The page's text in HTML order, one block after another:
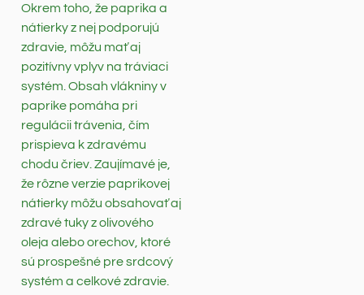
Okrem toho, že paprika a
nátierky z nej podporujú
zdravie, môžu mať aj
pozitívny vplyv na tráviaci
systém. Obsah vlákniny v
paprike pomáha pri
regulácii trávenia, čím
prispieva k zdravému
chodu čriev. Zaujímavé je,
že rôzne verzie paprikovej
nátierky môžu obsahovať aj
zdravé tuky z olivového
oleja alebo orechov, ktoré
sú prospešné pre srdcový
systém a celkové zdravie.